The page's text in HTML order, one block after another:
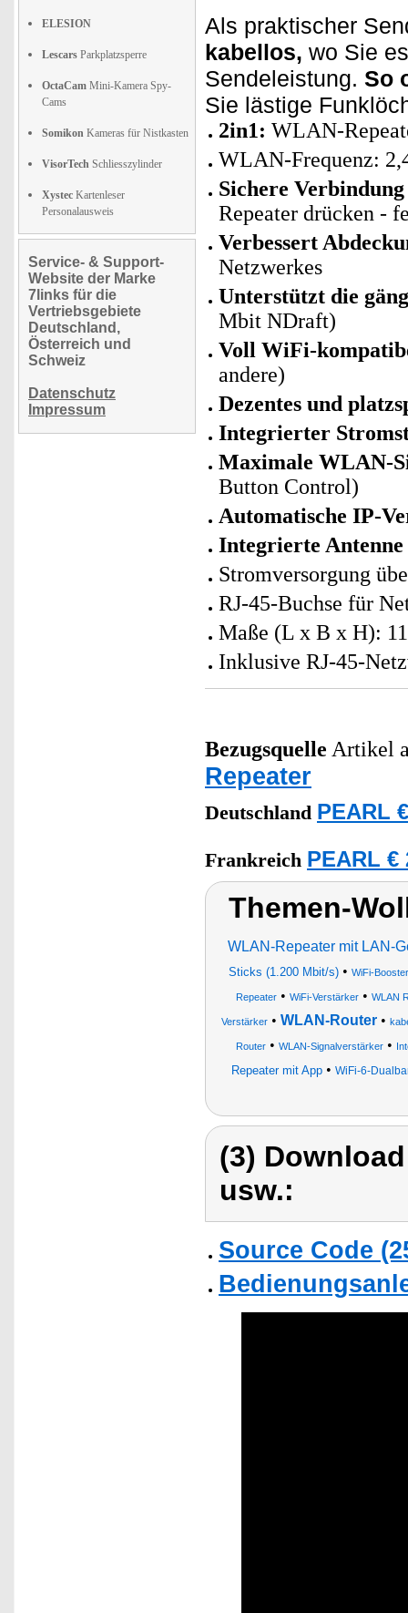
ELESION
Lescars Parkplatzsperre
OctaCam Mini-Kamera Spy-
Cams
Somikon Kameras für Nistkasten
VisorTech Schliesszylinder
Xystec Kartenleser
Personalausweis
Service- & Support-
Website der Marke
7links für die
Vertriebsgebiete
Deutschland,
Österreich und
Schweiz
Datenschutz
Impressum
Als praktischer
kabellos, wo Sie
Sendeleistung. So
Sie lästige
2in1: WLAN-
WLAN-Frequenz:
Sichere
Repeater drücken -
Verbessert
Netzwerkes
Unterstützt die
Mbit NDraft)
Voll WiFi-
andere)
Dezentes und
Integrierter
Maximale WLAN-
Button Control)
Automatische IP-
Integrierte Antenne
Stromversorgung
RJ-45-Buchse für
Maße (L x B x H):
Inklusive RJ-45-
Bezugsquelle Artikel
Repeater
Deutschland PEARL
Frankreich PEARL €
Themen-
WLAN-Repeater mit LAN-
Sticks (1.200 Mbit/s) • WiFi-Booster
Repeater• WiFi-Verstärker• WLAN
Verstärker • WLAN-Router •
Router • WLAN-Signalverstärker •
Repeater mit App • WiFi-6-
(3)
usw.:
Source Code